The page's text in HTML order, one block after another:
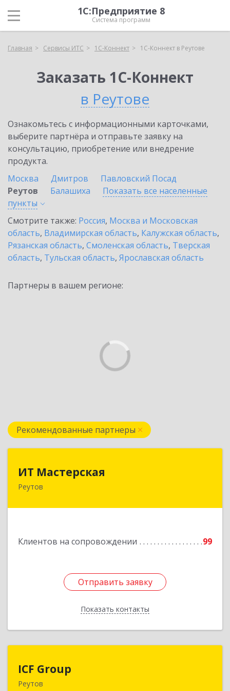
1С:Предприятие 8
Система программ
Главная Сервисы ИТС 1С-Коннект 1С-Коннект в Реутове
Заказать 1С-Коннект
в Реутове
Ознакомьтесь с информационными карточками,
выберите партнёра и отправьте заявку на
консультацию, приобретение или внедрение
продукта.
Москва
Дмитров
Павловский Посад
Реутов
Балашиха
Показать все населенные
пункты
Смотрите также: Россия, Москва и Московская
область, Владимирская область, Калужская область,
Рязанская область, Смоленская область, Тверская
область, Тульская область, Ярославская область
Партнеры в вашем регионе:
Рекомендованные партнеры
ИТ Мастерская
Реутов
Клиентов на сопровождении 99
Отправить заявку
Показать контакты
Отправить заявку
Назад
ICF Group
Реутов
143965, Московская обл, г.о. Реутов, Реутов г,